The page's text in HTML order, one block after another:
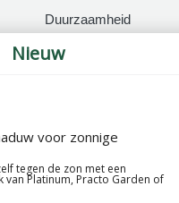
Duurzaamheid
Affiliate